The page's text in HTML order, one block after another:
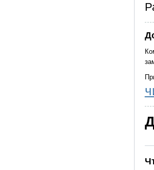
-
-